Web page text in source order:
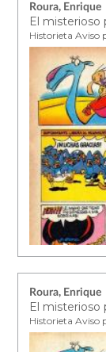
Roura, Enrique
El misterioso
Historieta Aviso
Roura, Enrique
El misterioso
Historieta Aviso